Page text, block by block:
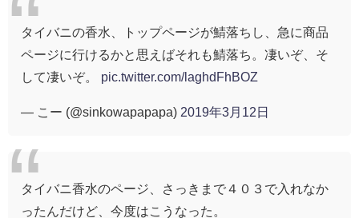
タイバニの香水、トップページが鯖落ちし、急に商品
ページに行けるかと思えばそれも鯖落ち。凄いぞ、そ
して凄いぞ。 pic.twitter.com/laghdFhBOZ
— こー (@sinkowapapapa) 2019年3月12日
タイバニ香水のページ、さっきまで４０３で入れなか
ったんだけど、今度はこうなった。